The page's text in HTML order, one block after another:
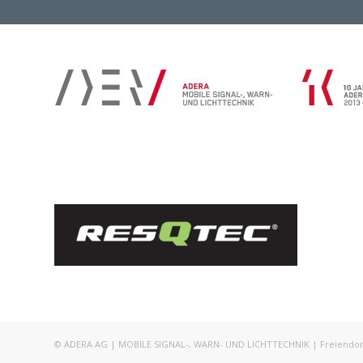
© ADERA AG | MOBILE SIGNAL-, WARN- UND LICHTTECHNIK |